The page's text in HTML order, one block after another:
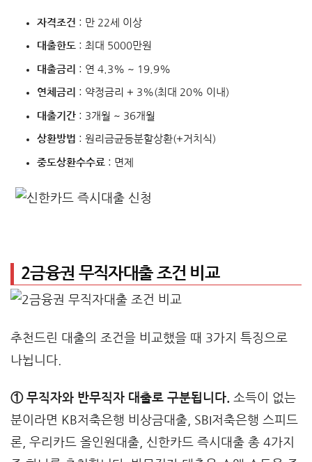
자격조건 : 만 22세 이상
대출한도: 최대 5000만원
대출금리 : 연 4.3% ~ 19.9%
연체금리 : 약정금리 + 3%(최대 20% 이내)
대출기간: 3개월 ~ 36개월
상환방법 : 원리금균등분할상환(+거치식)
중도상환수수료 : 면제
2금융권 무직자대출 조건 비교
추천드린 대출의 조건을 비교했을 때 3가지 특징으로
나뉩니다.
① 무직자와 반무직자 대출로 구분됩니다. 소득이 없는
분이라면 KB저축은행 비상금대출, SBI저축은행 스피드
론, 우리카드 올인원대출, 신한카드 즉시대출 총 4가지